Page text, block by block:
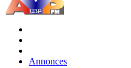
Annonces